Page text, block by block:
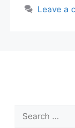
Leave a
for: